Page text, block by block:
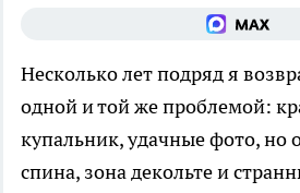
Несколько лет подряд я
одной и той же проблемой:
купальник, удачные фото, но
спина, зона декольте и